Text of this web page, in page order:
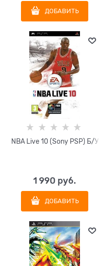
ДОБАВИТЬ
NBA Live 10 (Sony PSP) Б/У
1 990 руб.
ДОБАВИТЬ